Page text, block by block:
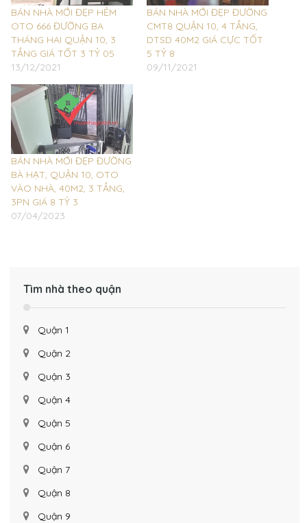
BÁN NHÀ MỚI ĐẸP HẺM
OTO 666 ĐƯỜNG BA
THÁNG HAI QUẬN 10, 3
TẦNG GIÁ TỐT 3 TỶ 05
13/12/2021
BÁN NHÀ MỚI ĐẸP ĐƯỜNG
CMT8 QUẬN 10, 4 TẦNG,
DTSD 40M2 GIÁ CỰC TỐT
5 TỶ 8
09/11/2021
BÁN NHÀ MỚI ĐẸP ĐƯỜNG
BÀ HẠT, QUẬN 10, OTO
VÀO NHÀ, 40M2, 3 TẦNG,
3PN GIÁ 8 TỶ 3
07/04/2023
Tìm nhà theo quận
Quận 1
Quận 2
Quận 3
Quận 4
Quận 5
Quận 6
Quận 7
Quận 8
Quận 9